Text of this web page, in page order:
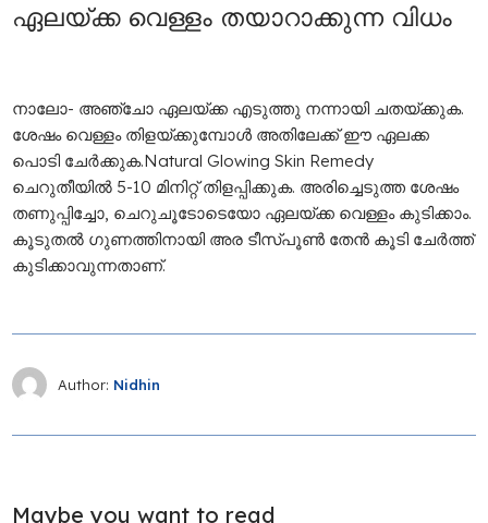
ഏലയ്ക്ക വെള്ളം തയാറാക്കുന്ന വിധം
നാലോ- അഞ്ചോ ഏലയ്ക്ക എടുത്തു നന്നായി ചതയ്ക്കുക.
ശേഷം വെള്ളം തിളയ്ക്കുമ്പോൾ അതിലേക്ക് ഈ ഏലക്ക
പൊടി ചേർക്കുക.Natural Glowing Skin Remedy
ചെറുതീയിൽ 5-10 മിനിറ്റ് തിളപ്പിക്കുക. അരിച്ചെടുത്ത ശേഷം
തണുപ്പിച്ചോ, ചെറുചൂടോടെയോ ഏലയ്ക്ക വെള്ളം കുടിക്കാം.
കൂടുതല്‍ ഗുണത്തിനായി അര ടീസ്പൂൺ തേൻ കൂടി ചേർത്ത്
കുടിക്കാവുന്നതാണ്.
Author: Nidhin
Maybe you want to read